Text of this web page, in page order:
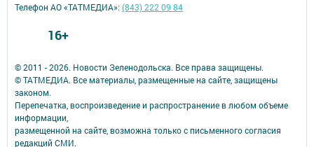
© 2011 - 2026. Новости Зеленодольска. Все права защищены.
© ТАТМЕДИА. Все материалы, размещенные на сайте, защищены
законом.
Перепечатка, воспроизведение и распространение в любом объеме
информации,
размещенной на сайте, возможна только с письменного согласия
редакций СМИ.
Телефон АО «ТАТМЕДИА»:(843) 222 09 84
16+